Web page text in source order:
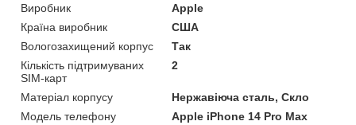
Виробник
Apple
Країна виробник
США
Вологозахищений корпус
Так
Кількість підтримуваних
SIM-карт
2
Матеріал корпусу
Нержавіюча сталь, Скло
Модель телефону
Apple iPhone 14 Pro Max